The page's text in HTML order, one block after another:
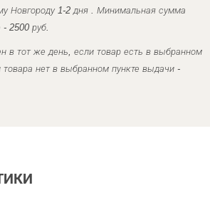
Новгороду 1-2 дня . Минимальная сумма
- 2500 руб.
в тот же день, если товар есть в выбранном
товара нет в выбранном пункте выдачи -